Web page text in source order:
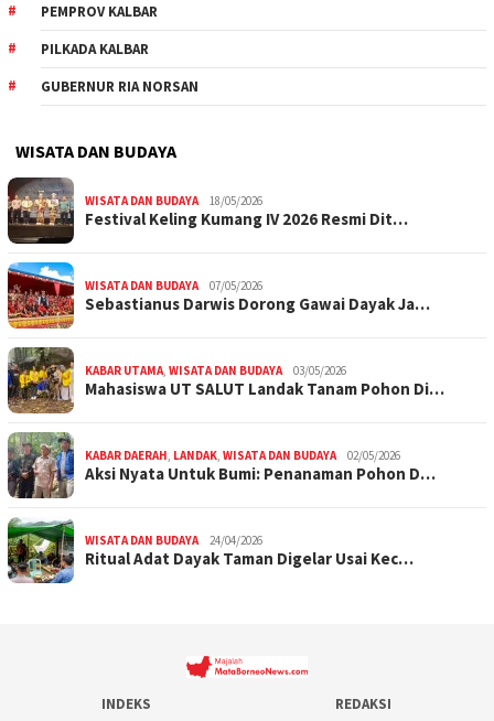
PEMPROV KALBAR
PILKADA KALBAR
GUBERNUR RIA NORSAN
WISATA DAN BUDAYA
WISATA DAN BUDAYA 18/05/2026
Festival Keling Kumang IV 2026 Resmi Dit…
WISATA DAN BUDAYA 07/05/2026
Sebastianus Darwis Dorong Gawai Dayak Ja…
KABAR UTAMA, WISATA DAN BUDAYA 03/05/2026
Mahasiswa UT SALUT Landak Tanam Pohon Di…
KABAR DAERAH, LANDAK, WISATA DAN BUDAYA 02/05/2026
Aksi Nyata Untuk Bumi: Penanaman Pohon D…
WISATA DAN BUDAYA 24/04/2026
Ritual Adat Dayak Taman Digelar Usai Kec…
INDEKS
REDAKSI